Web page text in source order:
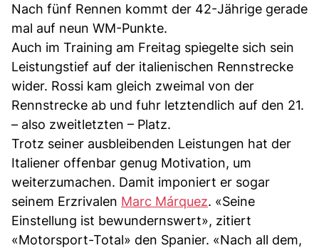
Nach fünf Rennen kommt der 42-Jährige gerade
mal auf neun WM-Punkte.
Auch im Training am Freitag spiegelte sich sein
Leistungstief auf der italienischen Rennstrecke
wider. Rossi kam gleich zweimal von der
Rennstrecke ab und fuhr letztendlich auf den 21.
– also zweitletzten – Platz.
Trotz seiner ausbleibenden Leistungen hat der
Italiener offenbar genug Motivation, um
weiterzumachen. Damit imponiert er sogar
seinem Erzrivalen Marc Márquez. «Seine
Einstellung ist bewundernswert», zitiert
«Motorsport-Total» den Spanier. «Nach all dem,